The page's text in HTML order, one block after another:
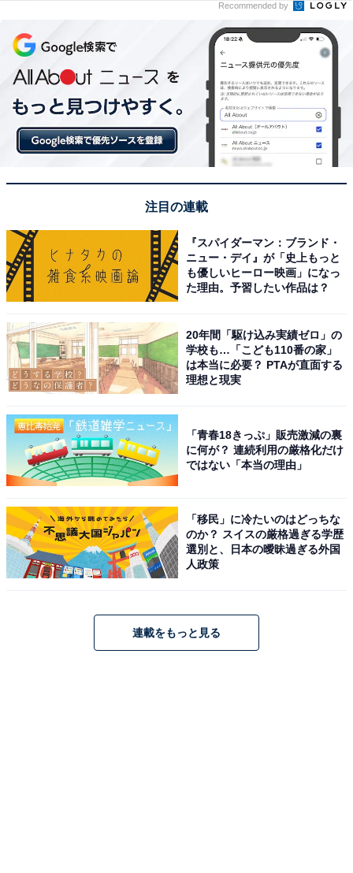
こちらもおすすめ
九州圏の「買って住みたい街」年間ランキン
グ！ 2位は「博多駅」、1位は？【2025年版】
Recommended by
注目の連載
『スパイダーマン：ブランド・
ニュー・デイ』が「史上もっと
も優しいヒーロー映画」になっ
た理由。予習したい作品は？
20年間「駆け込み実績ゼロ」の
学校も…「こども110番の家」
は本当に必要？ PTAが直面する
理想と現実
「青春18きっぷ」販売激減の裏
に何が？ 連続利用の厳格化だけ
ではない「本当の理由」
「移民」に冷たいのはどっちな
のか？ スイスの厳格過ぎる学歴
選別と、日本の曖昧過ぎる外国
人政策
連載をもっと見る